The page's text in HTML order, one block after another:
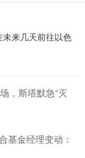
来几天前往以色
，斯塔默急“灭
基金经理变动：